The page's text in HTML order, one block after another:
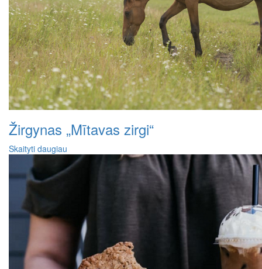
Žirgynas „Mītavas zirgi“
Skaityti daugiau